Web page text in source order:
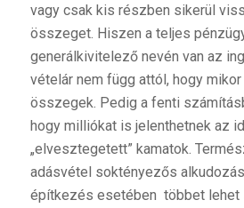
vagy csak kis részben sikerül
összeget. Hiszen a teljes
generálkivitelező nevén van az
vételár nem függ attól, hogy
összegek. Pedig a fenti
hogy milliókat is jelenthetnek az
„elvesztegetett” kamatok.
adásvétel soktényezős
építkezés esetében többet lehet